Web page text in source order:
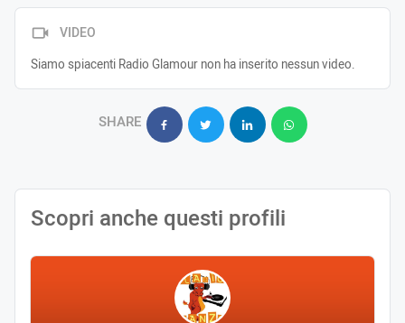
VIDEO
Siamo spiacenti Radio Glamour non ha inserito nessun video.
SHARE
Scopri anche questi profili